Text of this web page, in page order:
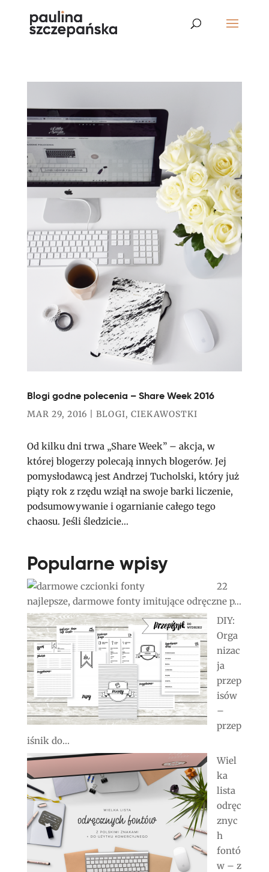
Blogi godne polecenia – Share Week 2016
MAR 29, 2016 BLOGI, CIEKAWOSTKI
Od kilku dni trwa „Share Week” – akcja, w
której blogerzy polecają innych blogerów. Jej
pomysłodawcą jest Andrzej Tucholski, który już
piąty rok z rzędu wziął na swoje barki liczenie,
podsumowywanie i ogarnianie całego tego
chaosu. Jeśli śledzicie...
Popularne wpisy
22
najlepsze, darmowe fonty imitujące odręczne p...
DIY:
Orga
nizac
ja
przep
isów
–
przep
iśnik do...
Wiel
ka
lista
odręc
znyc
h
fontó
w – z